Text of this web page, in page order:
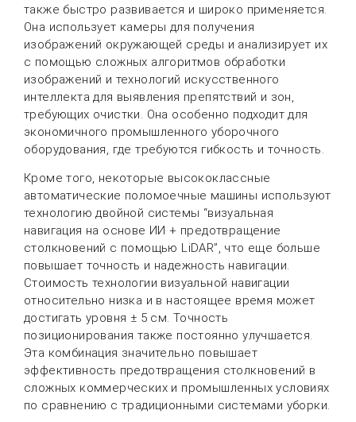
также быстро развивается и широко применяется.
Она использует камеры для получения
изображений окружающей среды и анализирует их
с помощью сложных алгоритмов обработки
изображений и технологий искусственного
интеллекта для выявления препятствий и зон,
требующих очистки. Она особенно подходит для
экономичного промышленного уборочного
оборудования, где требуются гибкость и точность.
Кроме того, некоторые высококлассные
автоматические поломоечные машины используют
технологию двойной системы “визуальная
навигация на основе ИИ + предотвращение
столкновений с помощью LiDAR”, что еще больше
повышает точность и надежность навигации.
Стоимость технологии визуальной навигации
относительно низка и в настоящее время может
достигать уровня ± 5 см. Точность
позиционирования также постоянно улучшается.
Эта комбинация значительно повышает
эффективность предотвращения столкновений в
сложных коммерческих и промышленных условиях
по сравнению с традиционными системами уборки.